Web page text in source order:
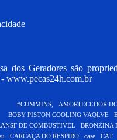
dos Geradores são
www.pecas24h.com.br
#CUMMINS;
AMORTECEDOR
BOBY PISTON COOLING VAQLVE
DE COMBUSTIVEL
BRONZINA
CARCAÇA DO RESPIRO case CAT